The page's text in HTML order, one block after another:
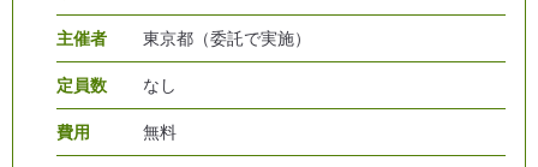
主催者 東京都（委託で実施）
定員数 なし
費用 無料